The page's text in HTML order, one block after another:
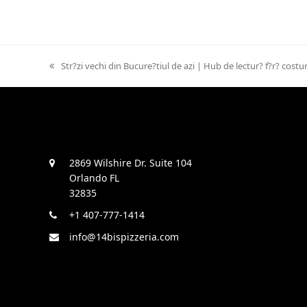
previous
Str?zi vechi din Bucure?tiul de azi | Hub de lectur? f?r?
2869 Wilshire Dr. Suite 104
Orlando FL
32835
+1 407-777-1414
info@14bispizzeria.com